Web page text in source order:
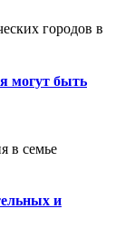
городов в
могут быть
в семье
и